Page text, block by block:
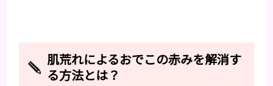
肌荒れによるおでこの赤みを解消す
る方法とは？